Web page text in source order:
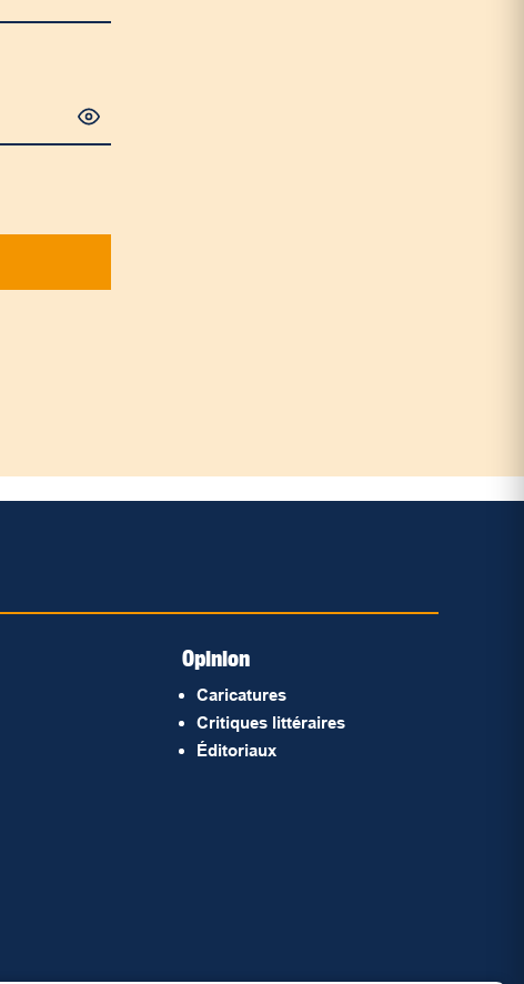
Opinion
Caricatures
Critiques littéraires
Éditoriaux